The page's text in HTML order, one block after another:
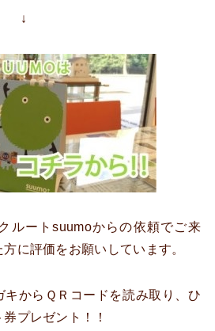
ルートsuumoからの依頼でご来
に評価をお願いしています。
からＱＲコードを読み取り、ひ
プレゼント！！